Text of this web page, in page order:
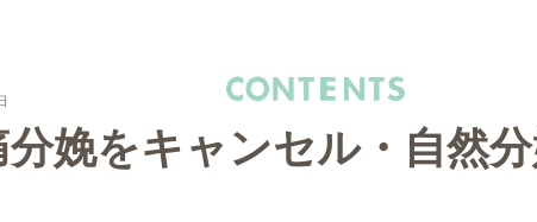
娩をキャンセル・自然